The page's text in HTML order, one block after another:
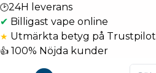
🕑24H leverans
✔ Billigast vape online
★ Utmärkta betyg på Trustpilot
👍 100% Nöjda kunder